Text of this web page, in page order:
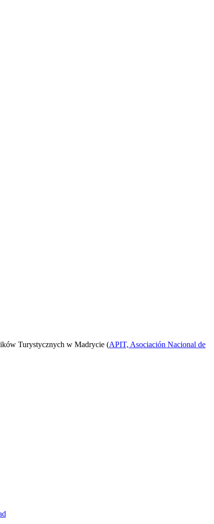
Turystycznych w Madrycie (APIT, Asociación Nacional de